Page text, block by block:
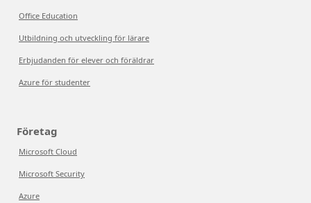
Office Education
Utbildning och utveckling för lärare
Erbjudanden för elever och föräldrar
Azure för studenter
Företag
Microsoft Cloud
Microsoft Security
Azure